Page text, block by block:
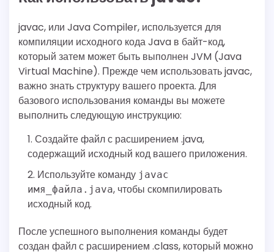
javac, или Java Compiler, используется для
компиляции исходного кода Java в байт-код,
который затем может быть выполнен JVM (Java
Virtual Machine). Прежде чем использовать javac,
важно знать структуру вашего проекта. Для
базового использования команды вы можете
выполнить следующую инструкцию:
Создайте файл с расширением .java,
содержащий исходный код вашего приложения.
Используйте команду javac
имя_файла.java, чтобы скомпилировать
исходный код.
После успешного выполнения команды будет
создан файл с расширением .class, который можно